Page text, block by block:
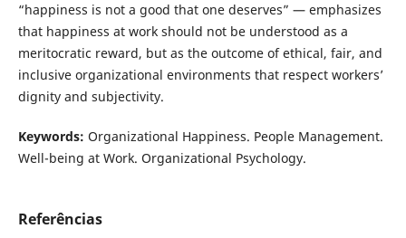
“happiness is not a good that one deserves” — emphasizes
that happiness at work should not be understood as a
meritocratic reward, but as the outcome of ethical, fair, and
inclusive organizational environments that respect workers’
dignity and subjectivity.
Keywords: Organizational Happiness. People Management.
Well-being at Work. Organizational Psychology.
Referências